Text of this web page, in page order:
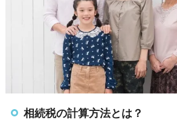
相続税の計算方法とは？